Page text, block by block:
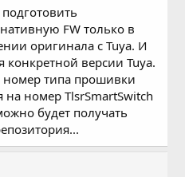
FW только в
оригинала c Tuya. И
конкретной версии Tuya.
номер типа прошивки
на номер TlsrSmartSwitch
будет получать